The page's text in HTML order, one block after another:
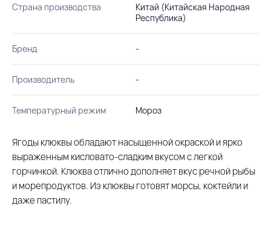
Страна производства
Китай (Китайская Народная
Республика)
Бренд -
Производитель -
Температурный режим Мороз
Ягоды клюквы обладают насыщенной окраской и ярко
выраженным кисловато-сладким вкусом с легкой
горчинкой. Клюква отлично дополняет вкус речной рыбы
и морепродуктов. Из клюквы готовят морсы, коктейли и
даже пастилу.